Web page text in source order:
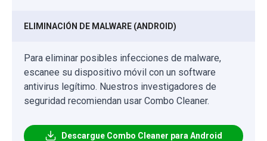
ELIMINACIÓN DE MALWARE (ANDROID)
Para eliminar posibles infecciones de malware,
escanee su dispositivo móvil con un software
antivirus legítimo. Nuestros investigadores de
seguridad recomiendan usar Combo Cleaner.
Descargue Combo Cleaner para Android